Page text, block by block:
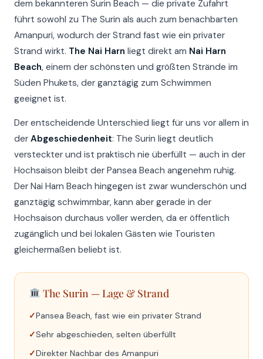
dem bekannteren Surin Beach — die private Zufahrt
führt sowohl zu The Surin als auch zum benachbarten
Amanpuri, wodurch der Strand fast wie ein privater
Strand wirkt. The Nai Harn liegt direkt am Nai Harn
Beach, einem der schönsten und größten Strände im
Süden Phukets, der ganztägig zum Schwimmen
geeignet ist.
Der entscheidende Unterschied liegt für uns vor allem in
der Abgeschiedenheit: The Surin liegt deutlich
versteckter und ist praktisch nie überfüllt — auch in der
Hochsaison bleibt der Pansea Beach angenehm ruhig.
Der Nai Harn Beach hingegen ist zwar wunderschön und
ganztägig schwimmbar, kann aber gerade in der
Hochsaison durchaus voller werden, da er öffentlich
zugänglich und bei lokalen Gästen wie Touristen
gleichermaßen beliebt ist.
The Surin — Lage & Strand
Pansea Beach, fast wie ein privater Strand
Sehr abgeschieden, selten überfüllt
Direkter Nachbar des Amanpuri